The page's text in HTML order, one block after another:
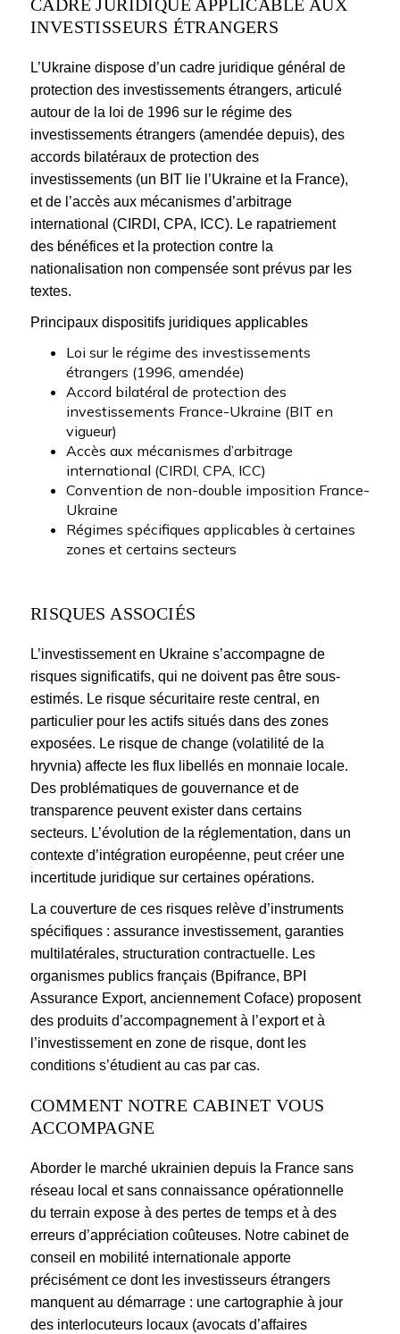
CADRE JURIDIQUE APPLICABLE AUX
INVESTISSEURS ÉTRANGERS
L’Ukraine dispose d’un cadre juridique général de
protection des investissements étrangers, articulé
autour de la loi de 1996 sur le régime des
investissements étrangers (amendée depuis), des
accords bilatéraux de protection des
investissements (un BIT lie l’Ukraine et la France),
et de l’accès aux mécanismes d’arbitrage
international (CIRDI, CPA, ICC). Le rapatriement
des bénéfices et la protection contre la
nationalisation non compensée sont prévus par les
textes.
Principaux dispositifs juridiques applicables
Loi sur le régime des investissements
étrangers (1996, amendée)
Accord bilatéral de protection des
investissements France-Ukraine (BIT en
vigueur)
Accès aux mécanismes d’arbitrage
international (CIRDI, CPA, ICC)
Convention de non-double imposition France-
Ukraine
Régimes spécifiques applicables à certaines
zones et certains secteurs
RISQUES ASSOCIÉS
L’investissement en Ukraine s’accompagne de
risques significatifs, qui ne doivent pas être sous-
estimés. Le risque sécuritaire reste central, en
particulier pour les actifs situés dans des zones
exposées. Le risque de change (volatilité de la
hryvnia) affecte les flux libellés en monnaie locale.
Des problématiques de gouvernance et de
transparence peuvent exister dans certains
secteurs. L’évolution de la réglementation, dans un
contexte d’intégration européenne, peut créer une
incertitude juridique sur certaines opérations.
La couverture de ces risques relève d’instruments
spécifiques : assurance investissement, garanties
multilatérales, structuration contractuelle. Les
organismes publics français (Bpifrance, BPI
Assurance Export, anciennement Coface) proposent
des produits d’accompagnement à l’export et à
l’investissement en zone de risque, dont les
conditions s’étudient au cas par cas.
COMMENT NOTRE CABINET VOUS
ACCOMPAGNE
Aborder le marché ukrainien depuis la France sans
réseau local et sans connaissance opérationnelle
du terrain expose à des pertes de temps et à des
erreurs d’appréciation coûteuses. Notre cabinet de
conseil en mobilité internationale apporte
précisément ce dont les investisseurs étrangers
manquent au démarrage : une cartographie à jour
des interlocuteurs locaux (avocats d’affaires